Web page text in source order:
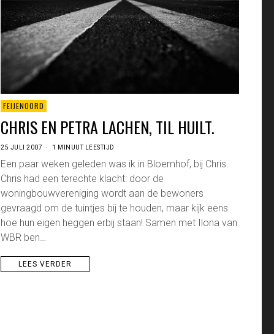
FEIJENOORD
CHRIS EN PETRA LACHEN, TIL HUILT.
25 JULI 2007 1 MINUUT LEESTIJD
Een paar weken geleden was ik in Bloemhof, bij Chris.
Chris had een terechte klacht: door de
woningbouwvereniging wordt aan de bewoners
gevraagd om de tuintjes bij te houden, maar kijk eens
hoe hun eigen heggen erbij staan! Samen met Ilona van
WBR ben…
LEES VERDER